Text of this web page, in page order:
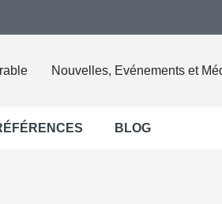
Nouvelles, Evénements et
BLOG